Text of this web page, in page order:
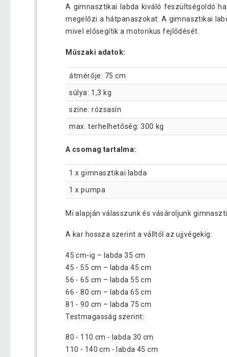
A gimnasztikai labda kiváló feszültségoldó
megelőzi a hátpanaszokat. A gimnasztikai
mivel elősegítik a motorikus fejlődését.
Műszaki adatok:
átmérője: 75 cm
súlya: 1,3 kg
színe: rózsasín
max. terhelhetőség: 300 kg
A csomag tartalma:
1 x gimnasztikai labda
1 x pumpa
Mi alapján válasszunk és vásároljunk
A kar hossza szerint a válltól az ujjvégekig:
45 cm-ig – labda 35 cm
45 - 55 cm – labda 45 cm
56 - 65 cm – labda 55 cm
66 - 80 cm – labda 65 cm
81 - 90 cm – labda 75 cm
Testmagasság szerint:
80 - 110 cm - labda 30 cm
110 - 140 cm - labda 45 cm